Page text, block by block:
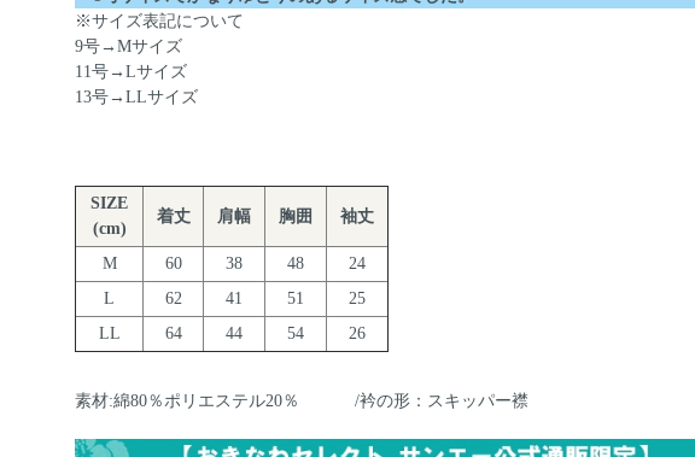
※サイズ表記について
9号→Mサイズ
11号→Lサイズ
13号→LLサイズ
SIZE
(cm)
着丈 肩幅 胸囲 袖丈
M 60 38 48
24
L
62 41 51
25
LL
64 44 54 26
素材:綿80％ポリエステル20％ /衿の形：スキッパー襟